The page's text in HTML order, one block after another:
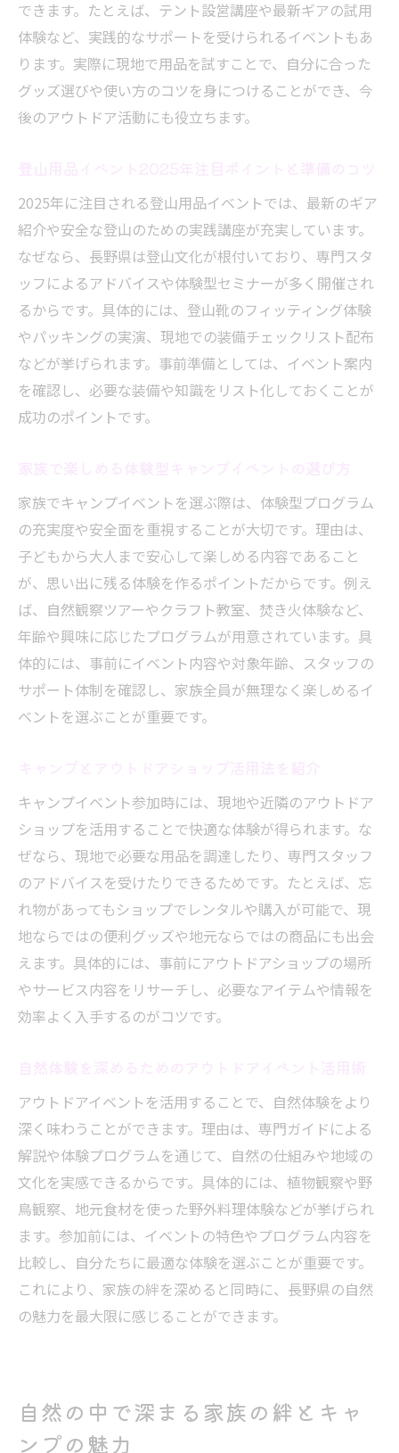
できます。たとえば、テント設営講座や最新ギアの試用
体験など、実践的なサポートを受けられるイベントもあ
ります。実際に現地で用品を試すことで、自分に合った
グッズ選びや使い方のコツを身につけることができ、今
後のアウトドア活動にも役立ちます。
2025年に注目される登山用品イベントでは、最新のギア
紹介や安全な登山のための実践講座が充実しています。
なぜなら、長野県は登山文化が根付いており、専門スタ
ッフによるアドバイスや体験型セミナーが多く開催され
るからです。具体的には、登山靴のフィッティング体験
やパッキングの実演、現地での装備チェックリスト配布
などが挙げられます。事前準備としては、イベント案内
を確認し、必要な装備や知識をリスト化しておくことが
成功のポイントです。
家族でキャンプイベントを選ぶ際は、体験型プログラム
の充実度や安全面を重視することが大切です。理由は、
子どもから大人まで安心して楽しめる内容であること
が、思い出に残る体験を作るポイントだからです。例え
ば、自然観察ツアーやクラフト教室、焚き火体験など、
年齢や興味に応じたプログラムが用意されています。具
体的には、事前にイベント内容や対象年齢、スタッフの
サポート体制を確認し、家族全員が無理なく楽しめるイ
ベントを選ぶことが重要です。
キャンプイベント参加時には、現地や近隣のアウトドア
ショップを活用することで快適な体験が得られます。な
ぜなら、現地で必要な用品を調達したり、専門スタッフ
のアドバイスを受けたりできるためです。たとえば、忘
れ物があってもショップでレンタルや購入が可能で、現
地ならではの便利グッズや地元ならではの商品にも出会
えます。具体的には、事前にアウトドアショップの場所
やサービス内容をリサーチし、必要なアイテムや情報を
効率よく入手するのがコツです。
アウトドアイベントを活用することで、自然体験をより
深く味わうことができます。理由は、専門ガイドによる
解説や体験プログラムを通じて、自然の仕組みや地域の
文化を実感できるからです。具体的には、植物観察や野
鳥観察、地元食材を使った野外料理体験などが挙げられ
ます。参加前には、イベントの特色やプログラム内容を
比較し、自分たちに最適な体験を選ぶことが重要です。
これにより、家族の絆を深めると同時に、長野県の自然
の魅力を最大限に感じることができます。
自然の中で深まる家族の絆とキャ
ンプの魅力